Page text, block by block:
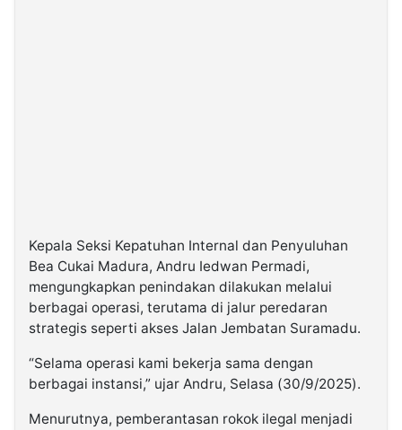
Kepala Seksi Kepatuhan Internal dan Penyuluhan
Bea Cukai Madura, Andru Iedwan Permadi,
mengungkapkan penindakan dilakukan melalui
berbagai operasi, terutama di jalur peredaran
strategis seperti akses Jalan Jembatan Suramadu.
“Selama operasi kami bekerja sama dengan
berbagai instansi,” ujar Andru, Selasa (30/9/2025).
Menurutnya, pemberantasan rokok ilegal menjadi